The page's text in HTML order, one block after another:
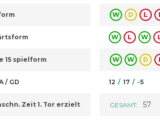
15 spielform
/ GD
Zeit 1. Tor erzielt
W D L
W L W
W W D
12 / 17 / -5
GESAMT: 57